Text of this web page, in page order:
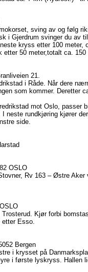
sving av og følg
i Gjerdrum svinger du av
kryss etter 100 meter,
etter 50 meter,totalt ca.
21.
i Råde. Når dere
som kommer. Deretter
mot Oslo, passer
neste rundkjøring kjører
side.
OSLO
Rv 163 – Østre Aker
Kjør forbi
etter Esso.
Bergen
i krysset på
i første lyskryss. Hallen